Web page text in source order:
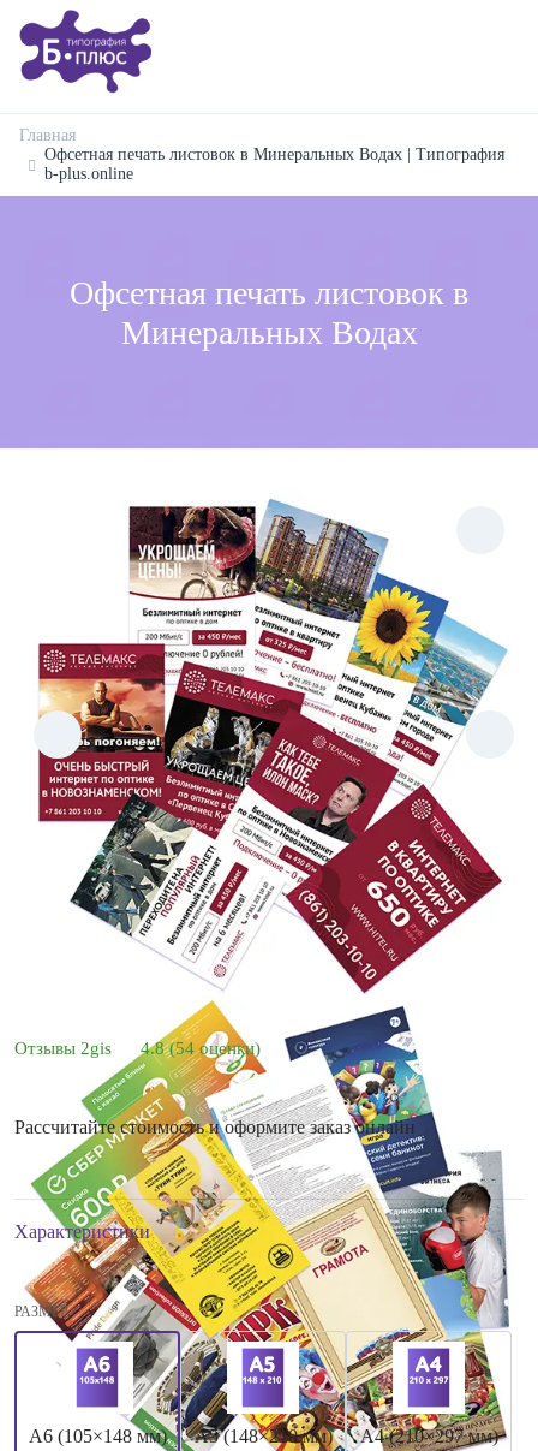
Главная
Офсетная печать листовок в Минеральных Водах | Типография
b-plus.online
Офсетная печать листовок в
Минеральных Водах
Отзывы 2gis 4.8(54 оценки)
Рассчитайте стоимость и оформите заказ онлайн
Характеристики
РАЗМЕР
А6 (105×148 мм) А5 (148×210 мм) А4 (210×297 мм)